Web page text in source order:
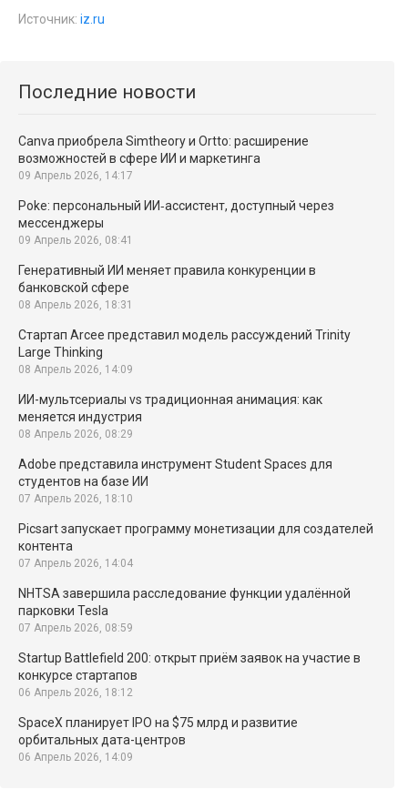
Источник: iz.ru
Последние новости
Canva приобрела Simtheory и Ortto: расширение
возможностей в сфере ИИ и маркетинга
09 Апрель 2026, 14:17
Poke: персональный ИИ‑ассистент, доступный через
мессенджеры
09 Апрель 2026, 08:41
Генеративный ИИ меняет правила конкуренции в
банковской сфере
08 Апрель 2026, 18:31
Стартап Arcee представил модель рассуждений Trinity
Large Thinking
08 Апрель 2026, 14:09
ИИ-мультсериалы vs традиционная анимация: как
меняется индустрия
08 Апрель 2026, 08:29
Adobe представила инструмент Student Spaces для
студентов на базе ИИ
07 Апрель 2026, 18:10
Picsart запускает программу монетизации для создателей
контента
07 Апрель 2026, 14:04
NHTSA завершила расследование функции удалённой
парковки Tesla
07 Апрель 2026, 08:59
Startup Battlefield 200: открыт приём заявок на участие в
конкурсе стартапов
06 Апрель 2026, 18:12
SpaceX планирует IPO на $75 млрд и развитие
орбитальных дата-центров
06 Апрель 2026, 14:09